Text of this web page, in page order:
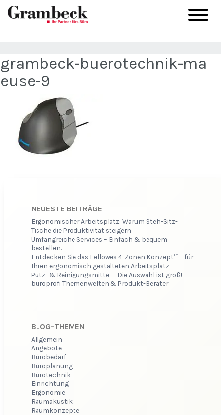
grambeck-buerotechnik-ma
euse-9
NEUESTE BEITRÄGE
Ergonomischer Arbeitsplatz: Warum Steh-Sitz-
Tische die Produktivität steigern
Umfangreiche Services – Einfach & bequem
bestellen.
Entdecken Sie das Fellowes 4-Zonen Konzept™ – für
Ihren ergonomisch gestalteten Arbeitsplatz
Putz- & Reinigungsmittel – Die Auswahl ist groß!
büroprofi Themenwelten & Produkt-Berater
BLOG-THEMEN
Allgemein
Angebote
Bürobedarf
Büroplanung
Bürotechnik
Einrichtung
Ergonomie
Raumakustik
Raumkonzepte